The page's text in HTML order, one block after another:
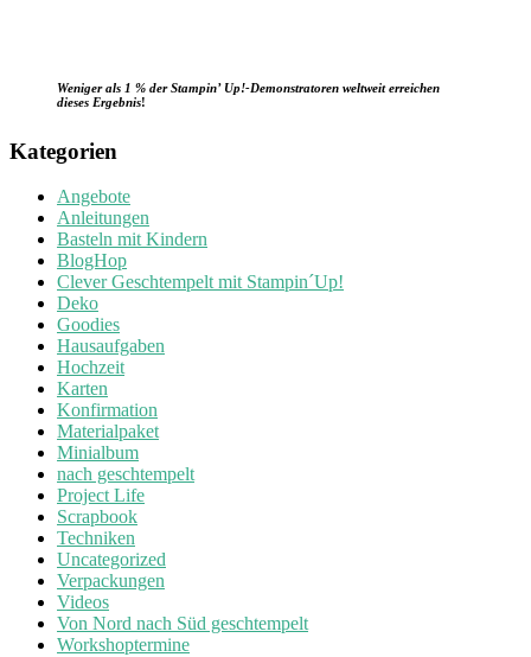
Weniger als 1 % der Stampin’ Up!-Demonstratoren weltweit erreichen
dieses Ergebnis!
Kategorien
Angebote
Anleitungen
Basteln mit Kindern
BlogHop
Clever Geschtempelt mit Stampin´Up!
Deko
Goodies
Hausaufgaben
Hochzeit
Karten
Konfirmation
Materialpaket
Minialbum
nach geschtempelt
Project Life
Scrapbook
Techniken
Uncategorized
Verpackungen
Videos
Von Nord nach Süd geschtempelt
Workshoptermine